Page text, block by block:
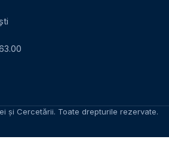
și Cercetării. Toate drepturile rezervate.